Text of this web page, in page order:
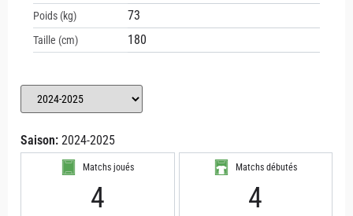
Poids (kg) 73
Taille (cm) 180
Saison: 2024-2025
Matchs joués
4
Matchs débutés
4